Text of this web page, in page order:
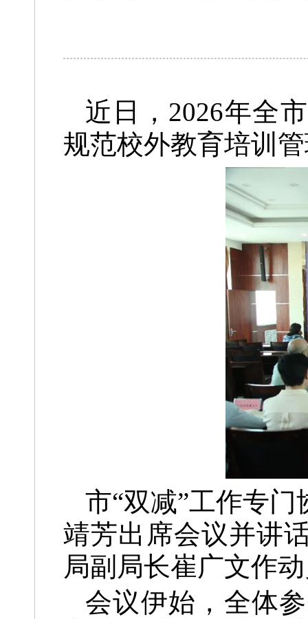
近日，2026年全
规范校外教育培训
市“双减”工作专
靖芳出席会议并讲
局副局长崔广文作
会议伊始，全体